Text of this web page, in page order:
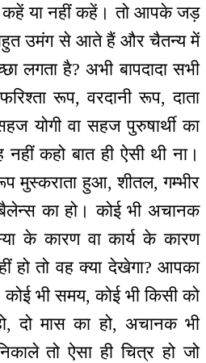
या नहीं कहें। तो आपके जड़
उमंग से आते हैं और चैतन्य में
लगता है? अभी बापदादा सभी
रूप, वरदानी रूप, दाता
योगी वा सहज पुरुषार्थी का
कहो बात ही ऐसी थी ना।
मुस्कराता हुआ, शीतल, गम्भीर
का हो। कोई भी अचानक
के कारण वा कार्य के कारण
हो तो वह क्या देखेगा? आपका
कोई भी समय, कोई भी किसी को
दो मास का हो, अचानक भी
तो ऐसा ही चित्र हो जो